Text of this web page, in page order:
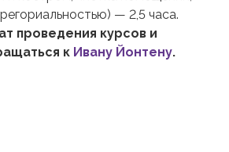
— 2,5 часа.
проведения курсов и
к Ивану Йонтену.